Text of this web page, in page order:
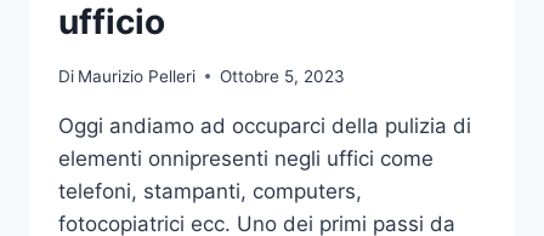
ufficio
Di Maurizio Pelleri Ottobre 5, 2023
Oggi andiamo ad occuparci della pulizia di
elementi onnipresenti negli uffici come
telefoni, stampanti, computers,
fotocopiatrici ecc. Uno dei primi passi da